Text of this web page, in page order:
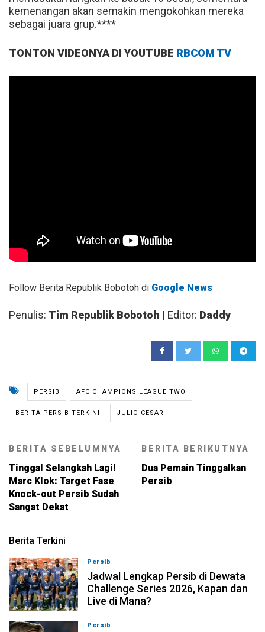
kemenangan akan semakin mengokohkan mereka
sebagai juara grup.****
TONTON VIDEONYA DI YOUTUBE RBCOM TV
Follow Berita Republik Bobotoh di Google News
Penulis: Tim Republik Bobotoh | Editor: Daddy
PERSIB AFC CHAMPIONS LEAGUE TWO
BERITA PERSIB TERKINI JULIO CESAR
BERITA SEBELUMNYA
Tinggal Selangkah Lagi!
Marc Klok: Target Fase
Knock-out Persib Sudah
Sangat Dekat
BERITA BERIKUTNYA
Dua Pemain Tinggalkan
Persib
Berita Terkini
Persib
Jadwal Lengkap Persib di Dewata
Challenge Series 2026, Kapan dan
Live di Mana?
Persib